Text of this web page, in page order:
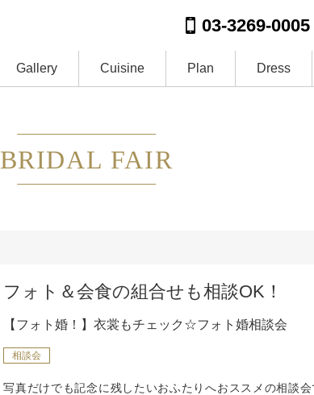
03-3269-0005
Gallery Cuisine Plan Dress
BRIDAL FAIR
フォト＆会食の組合せも相談OK！
【フォト婚！】衣裳もチェック☆フォト婚相談会
相談会
写真だけでも記念に残したいおふたりへおススメの相談